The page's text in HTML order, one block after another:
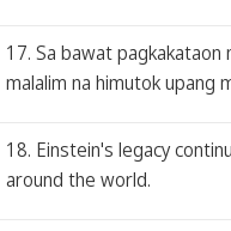
17. Sa bawat pagkakataon
malalim na himutok upang
18. Einstein's legacy
around the world.